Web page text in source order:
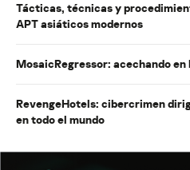
Tácticas, técnicas y
APT asiáticos modernos
MosaicRegressor: acechando en
RevengeHotels: cibercrimen
en todo el mundo